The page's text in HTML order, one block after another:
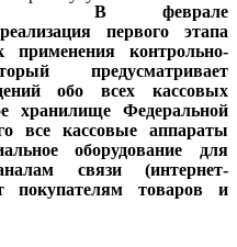
В феврале
первого этапа
контрольно-
предусматривает
обо всех кассовых
хранилище Федеральной
все кассовые аппараты
оборудование для
связи (интернет-
покупателям товаров и